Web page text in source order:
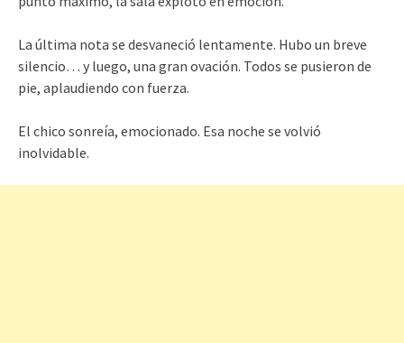
La última nota se desvaneció lentamente. Hubo un breve
silencio… y luego, una gran ovación. Todos se pusieron de
pie, aplaudiendo con fuerza.
El chico sonreía, emocionado. Esa noche se volvió
inolvidable.